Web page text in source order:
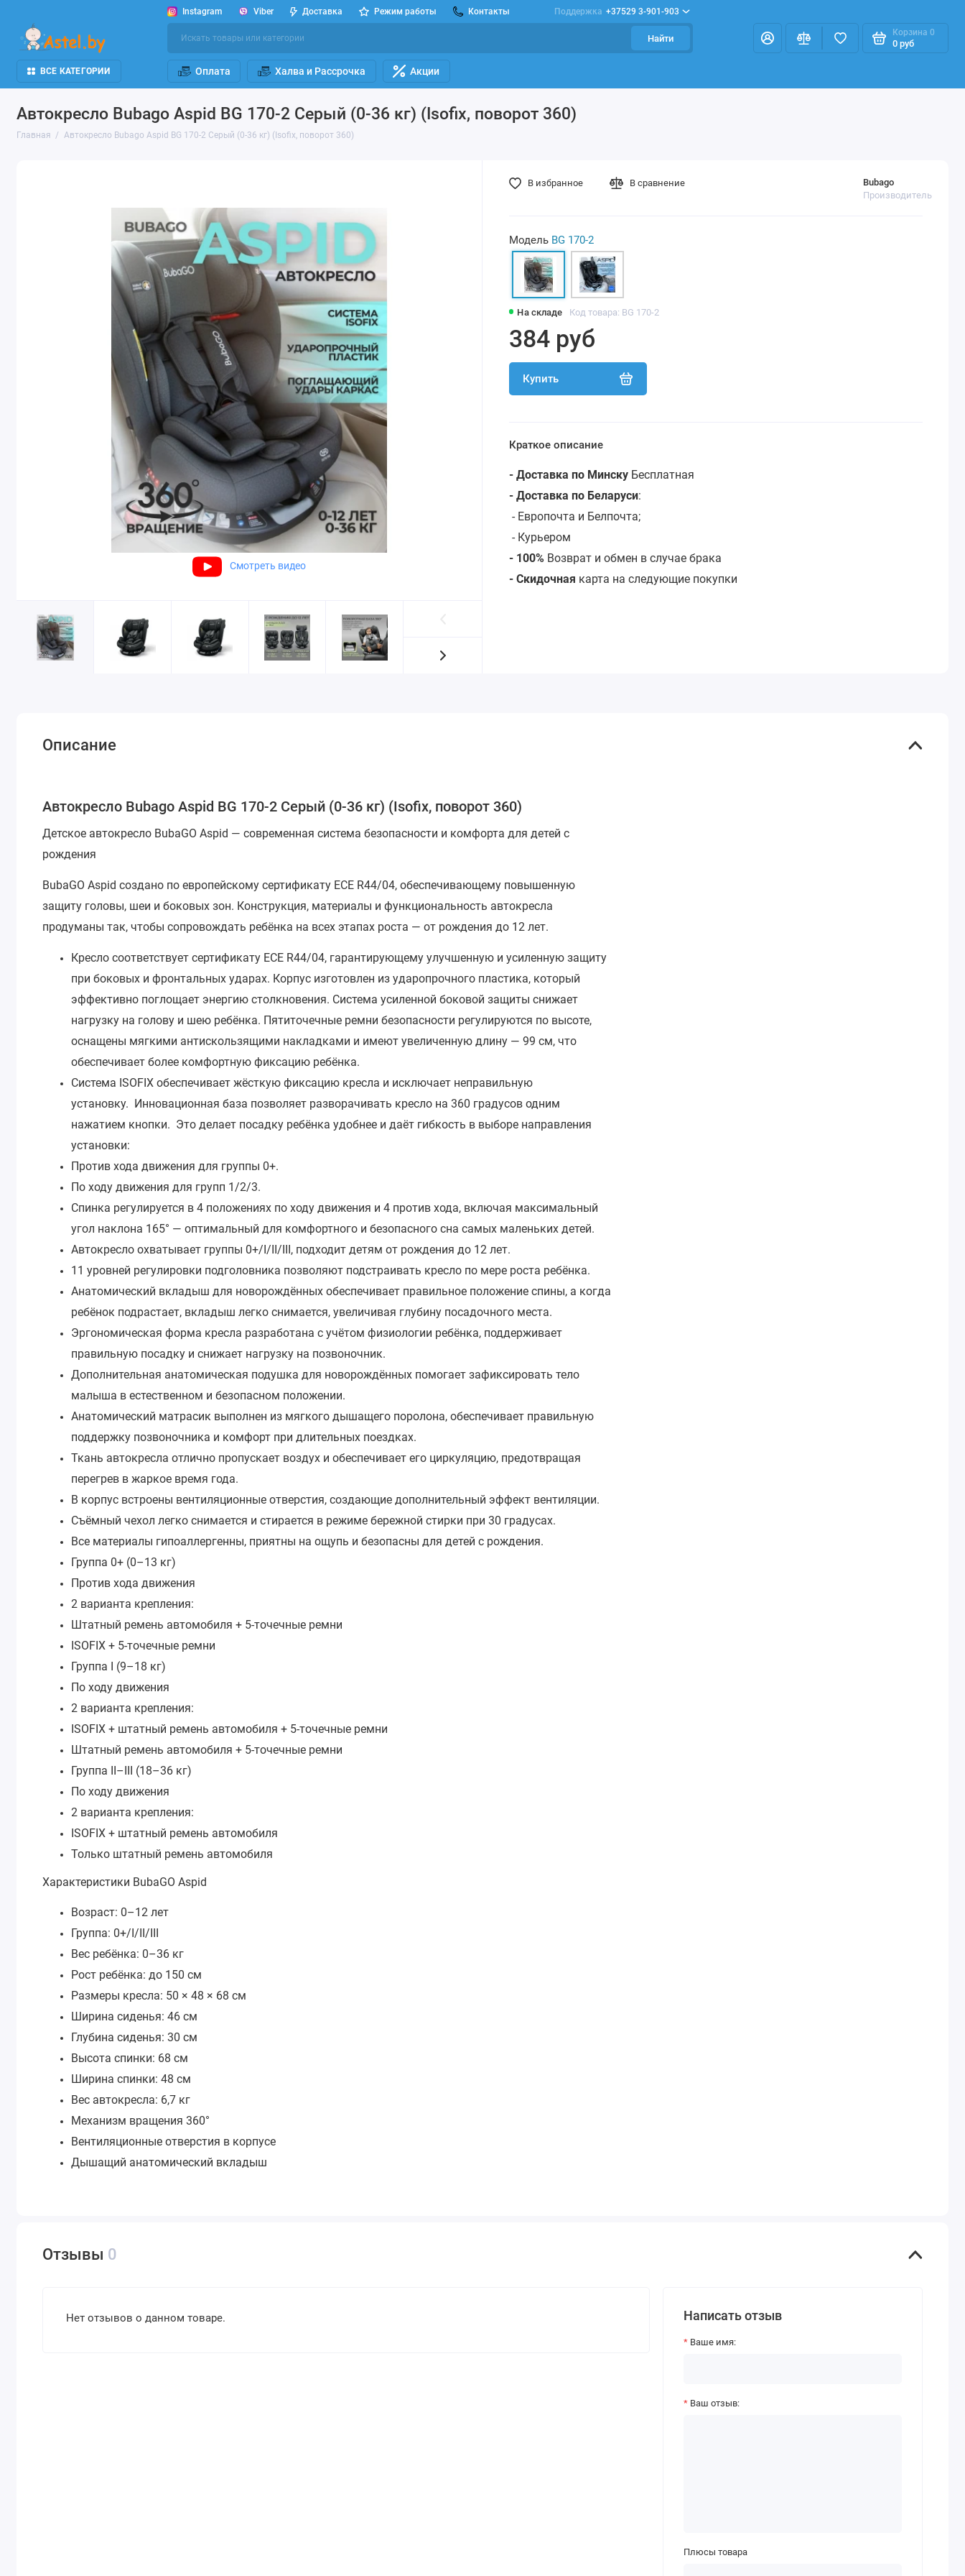
Instagram Viber Доставка Режим работы Контакты Поддержка +37529 3-901-903
Найти
Корзина 0
0 руб
ВСЕ КАТЕГОРИИ Оплата Халва и Рассрочка Акции
Автокресло Bubago Aspid BG 170-2 Серый (0-36 кг) (Isofix, поворот 360)
Главная Автокресло Bubago Aspid BG 170-2 Серый (0-36 кг) (Isofix, поворот 360)
Смотреть видео
На складе Код товара: BG 170-2
Bubago
Производитель
384 руб
Купить
В избранное В сравнение
Модель BG 170-2
Краткое описание
- Доставка по МинскуБесплатная
- Доставка по Беларуси:
- Европочта и Белпочта;
- Курьером
- 100% Возврат и обмен в случае брака
- Скидочная карта на следующие покупки
Описание
Автокресло Bubago Aspid BG 170-2 Серый (0-36 кг) (Isofix, поворот 360)
Детское автокресло BubaGO Aspid — современная система безопасности и комфорта для детей с
рождения
BubaGO Aspid создано по европейскому сертификату ECE R44/04, обеспечивающему повышенную
защиту головы, шеи и боковых зон. Конструкция, материалы и функциональность автокресла
продуманы так, чтобы сопровождать ребёнка на всех этапах роста — от рождения до 12 лет.
Кресло соответствуетсертификату ECE R44/04, гарантирующему улучшенную и усиленную защиту
при боковых и фронтальных ударах. Корпус изготовлен из ударопрочного пластика, который
эффективно поглощает энергию столкновения. Система усиленной боковой защитыснижает
нагрузку на голову и шею ребёнка. Пятиточечные ремни безопасности регулируются по высоте,
оснащены мягкими антискользящими накладками и имеют увеличенную длину — 99 см, что
обеспечивает более комфортную фиксацию ребёнка.
Система ISOFIX обеспечивает жёсткую фиксацию кресла и исключает неправильную
установку. Инновационная база позволяет разворачивать кресло на 360 градусов одним
нажатием кнопки. Это делает посадку ребёнка удобнее и даёт гибкость в выборе направления
установки:
Против хода движения для группы 0+.
По ходу движения для групп 1/2/3.
Спинка регулируется в 4 положениях по ходу движения и 4 против хода, включая максимальный
угол наклона 165° — оптимальный для комфортного и безопасного сна самых маленьких детей.
Автокресло охватывает группы 0+/I/II/III, подходит детям от рождения до 12 лет.
11 уровней регулировки подголовника позволяют подстраивать кресло по мере роста ребёнка.
Анатомический вкладыш для новорождённых обеспечивает правильное положение спины, а когда
ребёнок подрастает, вкладыш легко снимается, увеличивая глубину посадочного места.
Эргономическая форма кресла разработана с учётом физиологии ребёнка, поддерживает
правильную посадку и снижает нагрузку на позвоночник.
Дополнительная анатомическая подушка для новорождённых помогает зафиксировать тело
малыша в естественном и безопасном положении.
Анатомический матрасик выполнен из мягкого дышащего поролона, обеспечивает правильную
поддержку позвоночника и комфорт при длительных поездках.
Ткань автокресла отлично пропускает воздух и обеспечивает его циркуляцию, предотвращая
перегрев в жаркое время года.
В корпус встроены вентиляционные отверстия, создающие дополнительный эффект вентиляции.
Съёмный чехол легко снимается и стирается в режиме бережной стирки при 30 градусах.
Все материалы гипоаллергенны, приятны на ощупь и безопасны для детей с рождения.
Группа 0+ (0–13 кг)
Против хода движения
2 варианта крепления:
Штатный ремень автомобиля + 5-точечные ремни
ISOFIX + 5-точечные ремни
Группа I (9–18 кг)
По ходу движения
2 варианта крепления:
ISOFIX + штатный ремень автомобиля + 5-точечные ремни
Штатный ремень автомобиля + 5-точечные ремни
Группа II–III (18–36 кг)
По ходу движения
2 варианта крепления:
ISOFIX + штатный ремень автомобиля
Только штатный ремень автомобиля
Характеристики BubaGO Aspid
Возраст: 0–12 лет
Группа: 0+/I/II/III
Вес ребёнка: 0–36 кг
Рост ребёнка: до 150 см
Размеры кресла: 50 × 48 × 68 см
Ширина сиденья:46 см
Глубина сиденья: 30 см
Высота спинки: 68 см
Ширина спинки: 48 см
Вес автокресла: 6,7 кг
Механизм вращения 360°
Вентиляционные отверстия в корпусе
Дышащий анатомический вкладыш
Отзывы 0
Нет отзывов о данном товаре. Написать отзыв
Ваше имя:
Ваш отзыв:
Плюсы товара